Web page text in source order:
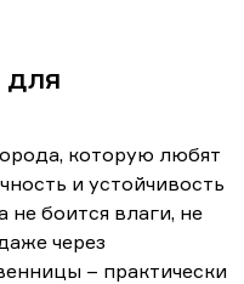
которую любят
и устойчивость
боится влаги, не
через
– практически